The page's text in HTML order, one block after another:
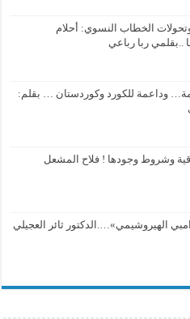
وتحولات الخطاب النسوي: أحلام
..بقلمي ربا رباعي
وداعمة للكورد وكوردستان … بقلم:
وشروط وجودها ! فلاح المشعل
الهيروشيمي»….الدكتور ثائر العجيلي